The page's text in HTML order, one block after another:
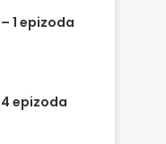
1 epizoda
epizoda